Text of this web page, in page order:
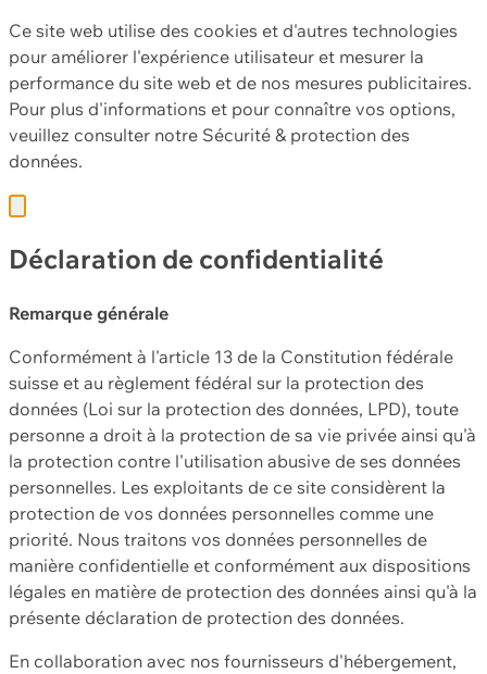
Ce site web utilise des cookies et d'autres technologies
pour améliorer l'expérience utilisateur et mesurer la
performance du site web et de nos mesures publicitaires.
Pour plus d'informations et pour connaître vos options,
veuillez consulter notre Sécurité & protection des
données.
Déclaration de confidentialité
Remarque générale
Conformément à l'article 13 de la Constitution fédérale
suisse et au règlement fédéral sur la protection des
données (Loi sur la protection des données, LPD), toute
personne a droit à la protection de sa vie privée ainsi qu'à
la protection contre l'utilisation abusive de ses données
personnelles. Les exploitants de ce site considèrent la
protection de vos données personnelles comme une
priorité. Nous traitons vos données personnelles de
manière confidentielle et conformément aux dispositions
légales en matière de protection des données ainsi qu'à la
présente déclaration de protection des données.
En collaboration avec nos fournisseurs d'hébergement,